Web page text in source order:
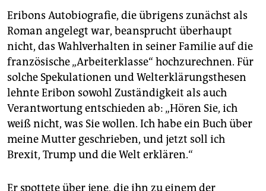
Eribons Autobiografie, die übrigens zunächst als
Roman angelegt war, beansprucht überhaupt
nicht, das Wahlverhalten in seiner Familie auf die
französische „Arbeiterklasse“ hochzurechnen. Für
solche Spekulationen und Welterklärungsthesen
lehnte Eribon sowohl Zuständigkeit als auch
Verantwortung entschieden ab: „Hören Sie, ich
weiß nicht, was Sie wollen. Ich habe ein Buch über
meine Mutter geschrieben, und jetzt soll ich
Brexit, Trump und die Welt erklären.“
Er spottete über jene, die ihn zu einem der